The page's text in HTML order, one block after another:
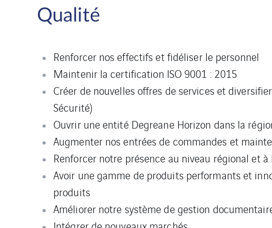
Qualité
Renforcer nos effectifs et fidéliser le personnel
Maintenir la certification ISO 9001 : 2015
Créer de nouvelles offres de services et
Sécurité)
Ouvrir une entité Degreane Horizon dans la
Augmenter nos entrées de commandes et
Renforcer notre présence au niveau régional et à
Avoir une gamme de produits performants et
produits
Améliorer notre système de gestion